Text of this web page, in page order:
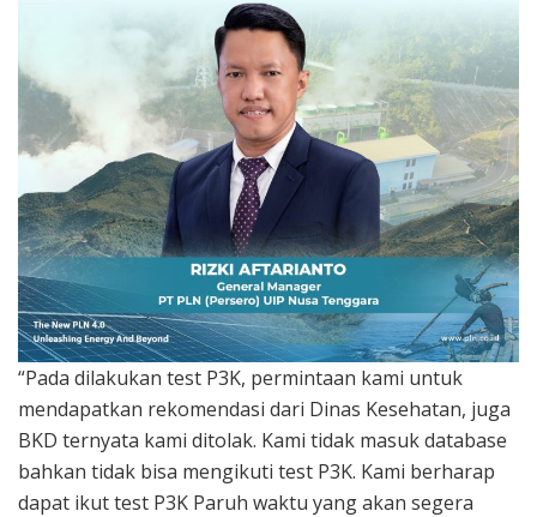
“Pada dilakukan test P3K, permintaan kami untuk
mendapatkan rekomendasi dari Dinas Kesehatan, juga
BKD ternyata kami ditolak. Kami tidak masuk database
bahkan tidak bisa mengikuti test P3K. Kami berharap
dapat ikut test P3K Paruh waktu yang akan segera